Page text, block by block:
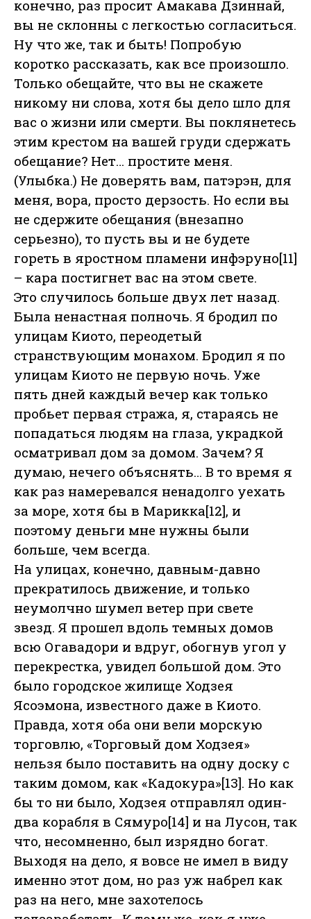
конечно, раз просит Амакава Дзиннай,
вы не склонны с легкостью согласиться.
Ну что же, так и быть! Попробую
коротко рассказать, как все произошло.
Только обещайте, что вы не скажете
никому ни слова, хотя бы дело шло для
вас о жизни или смерти. Вы поклянетесь
этим крестом на вашей груди сдержать
обещание? Нет… простите меня.
(Улыбка.) Не доверять вам, патэрэн, для
меня, вора, просто дерзость. Но если вы
не сдержите обещания (внезапно
серьезно), то пусть вы и не будете
гореть в яростном пламени инфэруно[11]
– кара постигнет вас на этом свете.
Это случилось больше двух лет назад.
Была ненастная полночь. Я бродил по
улицам Киото, переодетый
странствующим монахом. Бродил я по
улицам Киото не первую ночь. Уже
пять дней каждый вечер как только
пробьет первая стража, я, стараясь не
попадаться людям на глаза, украдкой
осматривал дом за домом. Зачем? Я
думаю, нечего объяснять… В то время я
как раз намеревался ненадолго уехать
за море, хотя бы в Марикка[12], и
поэтому деньги мне нужны были
больше, чем всегда.
На улицах, конечно, давным-давно
прекратилось движение, и только
неумолчно шумел ветер при свете
звезд. Я прошел вдоль темных домов
всю Огавадори и вдруг, обогнув угол у
перекрестка, увидел большой дом. Это
было городское жилище Ходзея
Ясоэмона, известного даже в Киото.
Правда, хотя оба они вели морскую
торговлю, «Торговый дом Ходзея»
нельзя было поставить на одну доску с
таким домом, как «Кадокура»[13]. Но как
бы то ни было, Ходзея отправлял один-
два корабля в Сямуро[14] и на Лусон, так
что, несомненно, был изрядно богат.
Выходя на дело, я вовсе не имел в виду
именно этот дом, но раз уж набрел как
раз на него, мне захотелось